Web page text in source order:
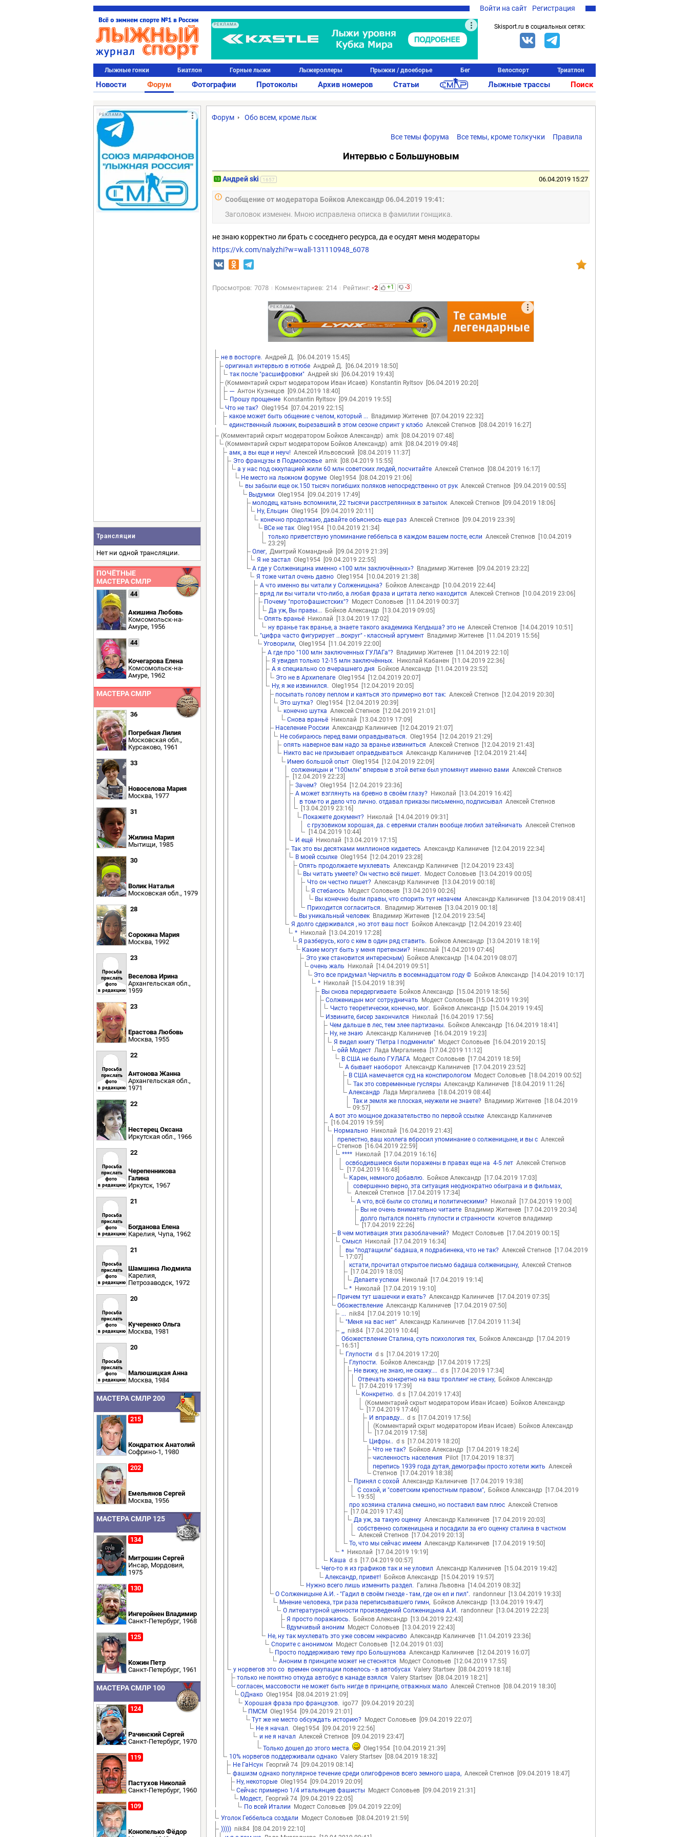
Войти на сайт Регистрация
РЕКЛАМА Skisport.ru в социальных сетях:
Лыжные гонки Биатлон Горные лыжи Лыжероллеры Прыжки / двоеборье Бег Велоспорт Триатлон
Новости Форум Фотографии Протоколы Архив номеров Статьи Лыжные трассы Поиск
РЕКЛАМА
Трансляции
Нет ни одной трансляции.
ПОЧЁТНЫЕ
МАСТЕРА СМЛР
44
Акишина Любовь
Комсомольск-на-
Амуре, 1956
44
Кочегарова Елена
Комсомольск-на-
Амуре, 1962
МАСТЕРА СМЛР
36
Погребная Лилия
Московская обл.,
Курсаково, 1961
33
Новоселова Мария
Москва, 1977
31
Жилина Мария
Мытищи, 1985
30
Волик Наталья
Московская обл., 1979
28
Сорокина Мария
Москва, 1992
23
Веселова Ирина
Архангельская обл.,
1959
23
Ерастова Любовь
Москва, 1955
22
Антонова Жанна
Архангельская обл.,
1971
22
Нестерец Оксана
Иркутская обл., 1966
22
Черепенникова
Галина
Иркутск, 1967
21
Богданова Елена
Карелия, Чупа, 1962
21
Шамшина Людмила
Карелия,
Петрозаводск, 1972
20
Кучеренко Ольга
Москва, 1981
20
Малюшицкая Анна
Москва, 1984
МАСТЕРА СМЛР 200
215
Кондратюк Анатолий
Софрино-1, 1980
202
Емельянов Сергей
Москва, 1956
МАСТЕРА СМЛР 125
134
Митрошин Сергей
Инсар, Мордовия,
1975
130
Ингеройнен Владимир
Санкт-Петербург, 1968
125
Кожин Петр
Санкт-Петербург, 1961
МАСТЕРА СМЛР 100
124
Рачинский Сергей
Санкт-Петербург, 1970
119
Пастухов Николай
Санкт-Петербург, 1960
109
Конопелько Фёдор
Форум Обо всем, кроме лыж
Правила
Все темы, кроме толкучки
Все темы форума
Интервью с Большуновым
13 Андрей ski 1657 06.04.2019 15:27
Сообщение от модератора Бойков Александр 06.04.2019 19:41:
Заголовок изменен. Мною исправлена описка в фамилии гонщика.
не знаю корректно ли брать с соседнего ресурса, да е осудят меня модераторы
https://vk.com/nalyzhi?w=wall-131110948_6078
Просмотров: 7078 Комментариев: 214 Рейтинг:-2 +1 -3
РЕКЛАМА
не в восторге. Андрей Д.
[06.04.2019 15:45]
оригинал интервью в ютюбе Андрей Д.
[06.04.2019 18:50]
так после "расшифровки"Андрей ski
[06.04.2019 19:43]
(Комментарий скрыт модератором Иван Исаев) Konstantin Ryltsov [06.04.2019 20:20]
---Антон Кузнецов
[09.04.2019 18:40]
Прошу прощениеKonstantin Ryltsov
[09.04.2019 19:55]
Что не так? Oleg1954 [07.04.2019 22:15]
какое может быть общение с челом, который ... Владимир Житенев
[07.04.2019 22:32]
единственный лыжник, вырезавший в этом сезоне спринт у клэбоАлексей Степнов [08.04.2019 16:27]
(Комментарий скрыт модератором Бойков Александр)amk
[08.04.2019 07:48]
(Комментарий скрыт модератором Бойков Александр) amk
[08.04.2019 09:48]
амк, а вы еще и неуч! Алексей Ильвовский
[08.04.2019 11:37]
Это французы в Подмосковьеamk
[08.04.2019 15:55]
а у нас под оккупацией жили 60 млн советских людей, посчитайте Алексей Степнов
[08.04.2019 16:17]
Не место на лыжном форуме Oleg1954 [08.04.2019 21:06]
вы забыли еще ок.150 тысяч погибших поляков непосредственно от рукАлексей Степнов
[09.04.2019 00:55]
Выдумки Oleg1954 [09.04.2019 17:49]
молодец, катынь вспомнили, 22 тысячи расстрелянных в затылок Алексей Степнов
[09.04.2019 18:06]
Ну, Ельцин Oleg1954
[09.04.2019 20:11]
конечно продолжаю, давайте объяснюсь еще раз Алексей Степнов [09.04.2019 23:39]
ВСе не так Oleg1954
[10.04.2019 21:34]
только приветствую упоминание геббельса в каждом вашем посте, если Алексей Степнов [10.04.2019
23:29]
Олег, Дмитрий Командный
[09.04.2019 21:39]
Я не застал Oleg1954
[09.04.2019 22:55]
А где у Солженицина именно «100 млн заключённых»? Владимир Житенев [09.04.2019 23:22]
Я тоже читал очень давноOleg1954
[10.04.2019 21:38]
А что именно вы читали у Солженицына? Бойков Александр
[10.04.2019 22:44]
вряд ли вы читали что-либо, а любая фраза и цитата легко находится Алексей Степнов
[10.04.2019 23:06]
Почему "протофашистских"? Модест Соловьев
[11.04.2019 00:37]
Да уж, Вы правы... Бойков Александр
[13.04.2019 09:05]
Опять враньё Николай
[13.04.2019 17:02]
ну вранье так вранье, а знаете такого академика Келдыша? это неАлексей Степнов [14.04.2019 10:51]
"цифра часто фигурирует ...вокруг" - классный аргумент Владимир Житенев [11.04.2019 15:56]
Уговорили, Oleg1954
[11.04.2019 22:00]
А где про "100 млн заключенных ГУЛАГа"?Владимир Житенев [11.04.2019 22:10]
Я увидел только 12-15 млн заключённых. Николай Кабанен
[11.04.2019 22:36]
А я специально со вчерашнего дня Бойков Александр
[11.04.2019 23:52]
Это не в Архипелаге Oleg1954 [12.04.2019 20:07]
Ну, я же извинился. Oleg1954
[12.04.2019 20:05]
посыпать голову пеплом и каяться это примерно вот так: Алексей Степнов [12.04.2019 20:30]
Это шутка?Oleg1954
[12.04.2019 20:39]
конечно шутка Алексей Степнов
[12.04.2019 21:01]
Снова враньё Николай
[13.04.2019 17:09]
Население России Александр Калиничев
[12.04.2019 21:07]
Не собираюсь перед вами оправдываться. Oleg1954 [12.04.2019 21:29]
опять наверное вам надо за вранье извиниться Алексей Степнов
[12.04.2019 21:43]
Никто вас не призывает оправдываться Александр Калиничев
[12.04.2019 21:44]
Имею большой опыт Oleg1954 [12.04.2019 22:09]
солженицын и "100млн" впервые в этой ветке был упомянут именно вами Алексей Степнов
[12.04.2019 22:23]
Зачем?Oleg1954 [12.04.2019 23:36]
А может взглянуть на бревно в своём глазу?Николай
[13.04.2019 16:42]
в том-то и дело что лично. отдавал приказы письменно, подписывал Алексей Степнов
[13.04.2019 23:16]
Покажете документ? Николай
[14.04.2019 09:31]
с грузовиком хорошая, да. с евреями сталин вообще любил затейничать Алексей Степнов
[14.04.2019 10:44]
И ещёНиколай
[13.04.2019 17:15]
Так это вы десятками миллионов кидаетесь Александр Калиничев [12.04.2019 22:34]
В моей ссылкеOleg1954
[12.04.2019 23:28]
Опять продолжаете мухлевать Александр Калиничев [12.04.2019 23:43]
Вы читать умеете? Он честно всё пишет.
Модест Соловьев
[13.04.2019 00:05]
Что он честно пишет?Александр Калиничев
[13.04.2019 00:18]
Я стебаюсь Модест Соловьев [13.04.2019 00:26]
Вы конечно были правы, что спорить тут незачем Александр Калиничев
[13.04.2019 08:41]
Приходится согласиться. Владимир Житенев [13.04.2019 00:18]
Вы уникальный человек Владимир Житенев
[12.04.2019 23:54]
Я долго сдерживался , но этот ваш постБойков Александр
[12.04.2019 23:40]
*Николай
[13.04.2019 17:28]
Я разберусь, кого с кем в один ряд ставить. Бойков Александр
[13.04.2019 18:19]
Какие могут быть у меня претензии? Николай
[14.04.2019 07:46]
Это уже становится интересным)Бойков Александр
[14.04.2019 08:07]
очень жаль Николай
[14.04.2019 09:51]
Это все придумал Черчилль в восемнадцатом году © Бойков Александр
[14.04.2019 10:17]
*Николай
[15.04.2019 18:39]
Вы снова передергиваете Бойков Александр
[15.04.2019 18:56]
Солженицын мог сотрудничать Модест Соловьев
[15.04.2019 19:39]
Чисто теоретически, конечно, мог. Бойков Александр
[15.04.2019 19:45]
Извините, бисер закончился Николай
[16.04.2019 17:56]
Чем дальше в лес, тем злее партизаны. Бойков Александр
[16.04.2019 18:41]
Ну, не знаюАлександр Калиничев
[16.04.2019 19:23]
Я видел книгу "Петра I подменили"Модест Соловьев [16.04.2019 20:15]
ойй Модест Лада Миргалиева
[17.04.2019 11:12]
В США не было ГУЛАГАМодест Соловьев [17.04.2019 18:59]
А бывает наоборотАлександр Калиничев
[17.04.2019 23:52]
В США намечается суд на конспирологом Модест Соловьев
[18.04.2019 00:52]
Так это современные гуслярыАлександр Калиничев [18.04.2019 11:26]
Александр Лада Миргалиева
[18.04.2019 08:44]
Так и земля же плоская, неужели не знаете?Владимир Житенев [18.04.2019
09:57]
А вот это мощное доказательство по первой ссылкеАлександр Калиничев
[16.04.2019 19:59]
НормальноНиколай
[16.04.2019 21:43]
прелестно, ваш коллега вбросил упоминание о солженицыне, и вы с Алексей
Степнов [16.04.2019 22:59]
****Николай
[17.04.2019 16:16]
освбодившиеся были поражены в правах еще на 4-5 летАлексей Степнов
[17.04.2019 16:48]
Карен, немного добавлю. Бойков Александр
[17.04.2019 17:03]
совершенно верно, эта ситуация неоднократно обыграна и в фильмах,
Алексей Степнов
[17.04.2019 17:34]
А что, всё были со столиц и политическими?Николай
[17.04.2019 19:00]
Вы не очень внимательно читаете Владимир Житенев
[17.04.2019 20:34]
долго пытался понять глупости и странности кочетов владимир
[17.04.2019 22:26]
В чем мотивация этих разоблачений? Модест Соловьев [17.04.2019 00:15]
Смысл Николай
[17.04.2019 16:34]
вы "подтащили" бадаша, я подрабинека, что не так?Алексей Степнов [17.04.2019
17:07]
кстати, прочитал открытое письмо бадаша солженицыну, Алексей Степнов
[17.04.2019 18:05]
Делаете успехи Николай
[17.04.2019 19:14]
* Николай
[17.04.2019 19:10]
Причем тут шашечки и ехать? Александр Калиничев
[17.04.2019 07:35]
Обожествление Александр Калиничев [17.04.2019 07:50]
... nik84
[17.04.2019 10:19]
"Меня на вас нет"Александр Калиничев
[17.04.2019 11:34]
,,,nik84 [17.04.2019 10:44]
Обожествление Сталина, суть психология тех,Бойков Александр
[17.04.2019
16:51]
Глупости d s [17.04.2019 17:20]
Глупости. Бойков Александр
[17.04.2019 17:25]
Не вижу, не знаю, не скажу.... d s
[17.04.2019 17:34]
Отвечать конкретно на ваш троллинг не стану,Бойков Александр
[17.04.2019 17:39]
Конкретно. d s
[17.04.2019 17:43]
(Комментарий скрыт модератором Иван Исаев) Бойков Александр
[17.04.2019 17:46]
И вправду... d s
[17.04.2019 17:56]
(Комментарий скрыт модератором Иван Исаев) Бойков Александр
[17.04.2019 17:58]
Цифры.. d s [17.04.2019 18:20]
Что не так? Бойков Александр
[17.04.2019 18:24]
численность населения Pilot
[17.04.2019 18:37]
перепись 1939 года дутая, демографы просто хотели жить Алексей
Степнов [17.04.2019 18:38]
Принял с сохой Александр Калиничев
[17.04.2019 19:38]
С сохой, и "советским крепостным правом",Бойков Александр
[17.04.2019
19:55]
про хозяина сталина смешно, но поставил вам плюс Алексей Степнов
[17.04.2019 17:43]
Да уж, за такую оценкуАлександр Калиничев
[17.04.2019 20:03]
собственно солженицына и посадили за его оценку сталина в частном
Алексей Степнов [17.04.2019 20:13]
То, что мы сейчас имеем Александр Калиничев
[17.04.2019 19:50]
*Николай
[17.04.2019 19:19]
Каша d s
[17.04.2019 00:57]
Чего-то я из графиков так и не уловил Александр Калиничев
[15.04.2019 19:42]
Александр, привет! Бойков Александр
[15.04.2019 19:57]
Нужно всего лишь изменить раздел. Галина Львовна
[14.04.2019 08:32]
О Солженицыне А.И. - "Гадил в своём гнезде - там, где он ел и пил". randonneur [13.04.2019 19:33]
Мнение человека, три раза переписывавшего гимн,Бойков Александр
[13.04.2019 19:47]
О литературной ценности произведений Солженицына А.И. randonneur
[13.04.2019 22:23]
Я просто поражаюсь. Бойков Александр
[13.04.2019 22:43]
Вдумчивый аноним Модест Соловьев
[13.04.2019 22:43]
Не, ну так мухлевать это уже совсем некрасивоАлександр Калиничев [11.04.2019 23:36]
Спорите с анонимом Модест Соловьев
[12.04.2019 01:03]
Просто поддерживаю тему про Большунова Александр Калиничев
[12.04.2019 16:07]
Аноним в принципе может не стеснятся Модест Соловьев [12.04.2019 17:55]
у норвегов это со времен оккупации повелось - в автобусахValery Startsev
[08.04.2019 18:18]
только не понятно откуда автобус в канаде взялся Valery Startsev
[08.04.2019 18:21]
согласен, массовости не может быть нигде в принципе, отважных мало Алексей Степнов [08.04.2019 18:30]
ОДнако Oleg1954
[08.04.2019 21:09]
Хорошая фраза про французов. igo77 [09.04.2019 20:23]
ПМСМ Oleg1954
[09.04.2019 21:01]
Тут же не место обсуждать историю? Модест Соловьев
[09.04.2019 22:07]
Не я начал. Oleg1954 [09.04.2019 22:56]
и не я начал Алексей Степнов
[09.04.2019 23:47]
Только дошел до этого места.
Oleg1954 [10.04.2019 21:39]
10% норвегов поддерживали однакоValery Startsev
[08.04.2019 18:32]
Не ГаНсун Георгий 74
[09.04.2019 08:14]
фашизм однако популярное течение среди олигофренов всего земного шара,Алексей Степнов [09.04.2019 18:47]
Ну, некоторые Oleg1954
[09.04.2019 20:09]
Сейчас примерно 1/4 итальянцев фашисты Модест Соловьев [09.04.2019 21:31]
Модест, Георгий 74
[09.04.2019 22:05]
По всей Италии Модест Соловьев
[09.04.2019 22:09]
Уголок Геббельса создали Модест Соловьев [08.04.2019 21:59]
)))))nik84
[08.04.2019 22:10]